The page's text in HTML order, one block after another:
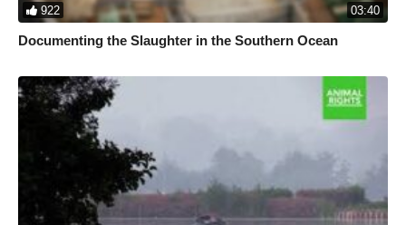
922 03:40
Documenting the Slaughter in the Southern Ocean